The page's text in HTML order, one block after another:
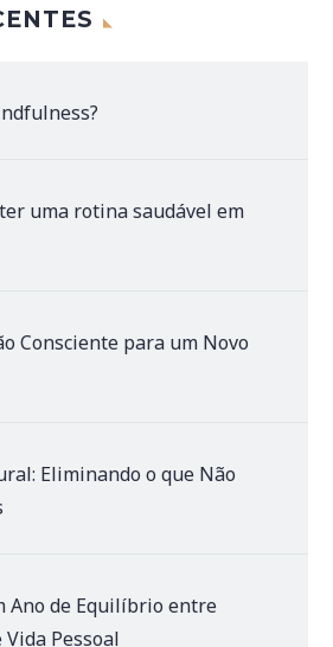
uma rotina saudável em
Consciente para um Novo
Eliminando o que Não
Ano de Equilíbrio entre
Pessoal